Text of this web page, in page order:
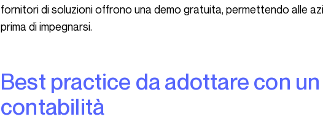
fornitori di soluzioni offrono una demo gratuita, permettendo alle
prima di impegnarsi.
Best practice da adottare con un software di pre-
contabilità